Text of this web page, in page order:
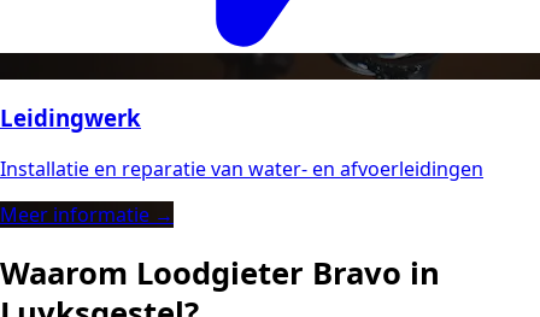
Leidingwerk
Installatie en reparatie van water- en afvoerleidingen
Meer informatie →
Waarom Loodgieter Bravo in